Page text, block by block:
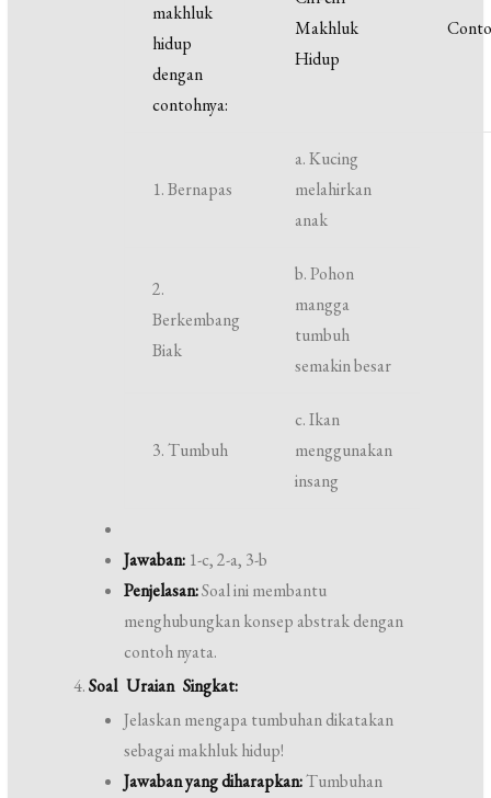
makhluk
hidup
dengan
contohnya:
Makhluk
Hidup
1. Bernapas
a. Kucing
melahirkan
anak
2.
Berkembang
Biak
b. Pohon
mangga
tumbuh
semakin besar
3. Tumbuh
c. Ikan
menggunakan
insang
Jawaban: 1-c, 2-a, 3-b
Penjelasan:Soal ini membantu
menghubungkan konsep abstrak dengan
contoh nyata.
Soal Uraian Singkat:
Jelaskan mengapa tumbuhan dikatakan
sebagai makhluk hidup!
Jawaban yang diharapkan:Tumbuhan